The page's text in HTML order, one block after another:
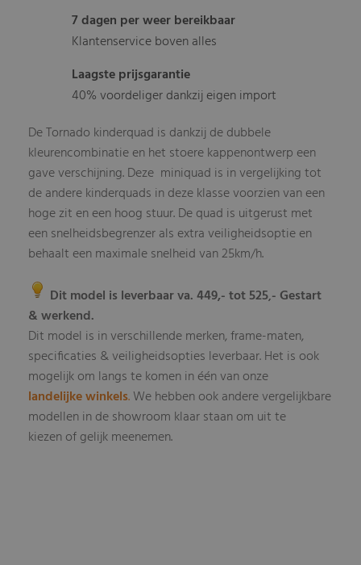
7 dagen per weer bereikbaar
Klantenservice boven alles
Laagste prijsgarantie
40% voordeliger dankzij eigen import
De Tornado kinderquad is dankzij de dubbele
kleurencombinatie en het stoere kappenontwerp een
gave verschijning. Deze miniquad is in vergelijking tot
de andere kinderquads in deze klasse voorzien van een
hoge zit en een hoog stuur. De quad is uitgerust met
een snelheidsbegrenzer als extra veiligheidsoptie en
behaalt een maximale snelheid van 25km/h.
Dit model is leverbaar va. 449,- tot 525,- Gestart
& werkend.
Dit model is in verschillende merken, frame-maten,
specificaties & veiligheidsopties leverbaar. Het is ook
mogelijk om langs te komen in één van onze
landelijke winkels.We hebben ook andere vergelijkbare
modellen in de showroom klaar staan om uit te
kiezen of gelijk meenemen.